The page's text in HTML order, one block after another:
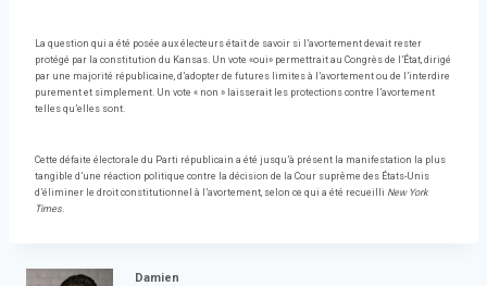
La question qui a été posée aux électeurs était de savoir si l’avortement devait rester
protégé par la constitution du Kansas. Un vote «oui» permettrait au Congrès de l’État, dirigé
par une majorité républicaine, d’adopter de futures limites à l’avortement ou de l’interdire
purement et simplement. Un vote « non » laisserait les protections contre l’avortement
telles qu’elles sont.
Cette défaite électorale du Parti républicain a été jusqu’à présent la manifestation la plus
tangible d’une réaction politique contre la décision de la Cour suprême des États-Unis
d’éliminer le droit constitutionnel à l’avortement, selon ce qui a été recueilli New York
Times.
Damien